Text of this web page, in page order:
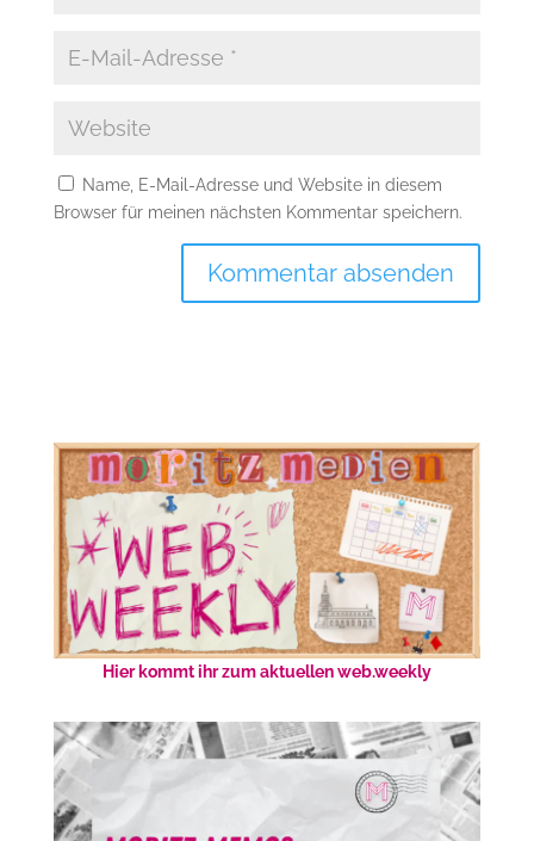
Name, E-Mail-Adresse und Website in diesem
Browser für meinen nächsten Kommentar speichern.
Hier kommt ihr zum aktuellen web.weekly